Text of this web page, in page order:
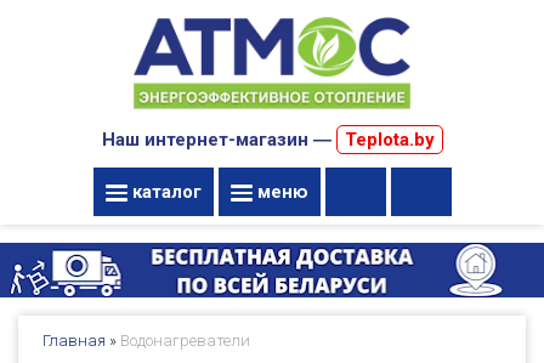
Наш интернет-магазин ― Teplota.by
каталог меню
Главная » Водонагреватели